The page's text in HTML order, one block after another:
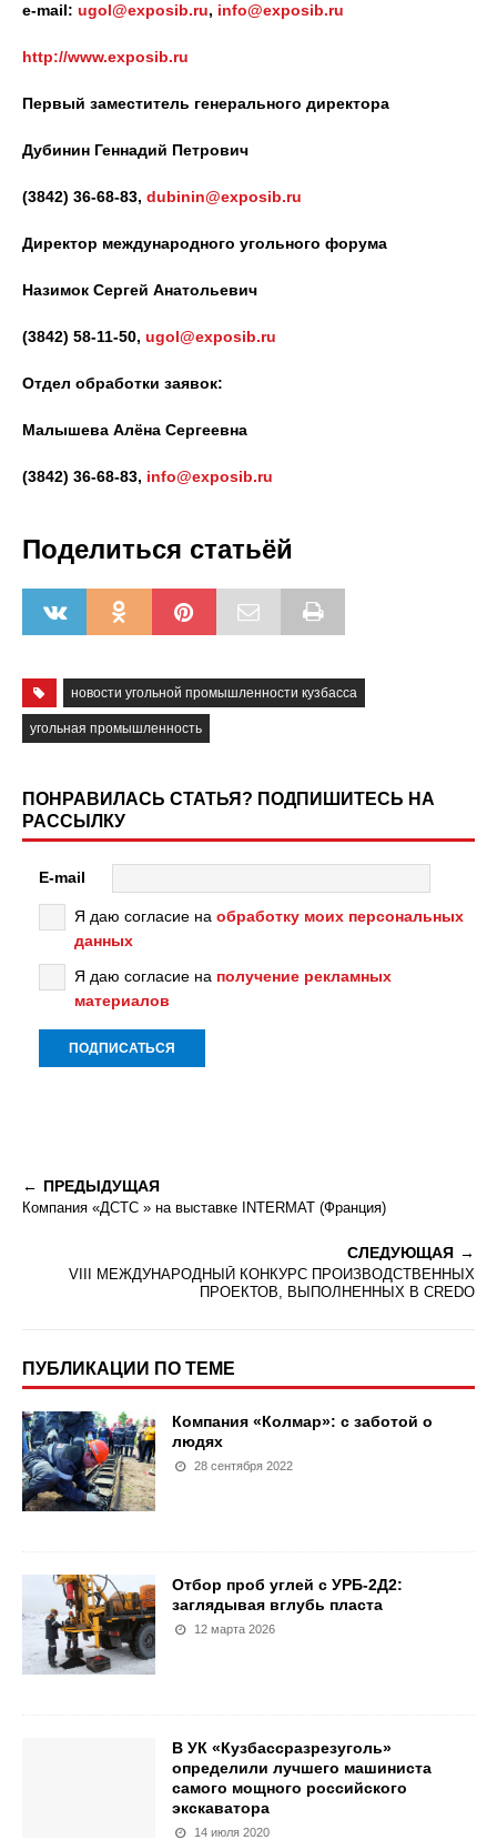
e-mail: ugol@exposib.ru, info@exposib.ru
http://www.exposib.ru
Первый заместитель генерального директора
Дубинин Геннадий Петрович
(3842) 36-68-83, dubinin@exposib.ru
Директор международного угольного форума
Назимок Сергей Анатольевич
(3842) 58-11-50, ugol@exposib.ru
Отдел обработки заявок:
Малышева Алёна Сергеевна
(3842) 36-68-83, info@exposib.ru
Поделиться статьёй
новости угольной промышленности кузбасса
угольная промышленность
ПОНРАВИЛАСЬ СТАТЬЯ? ПОДПИШИТЕСЬ НА
РАССЫЛКУ
E-mail
Я даю согласие на обработку моих персональных
данных
Я даю согласие на получение рекламных
материалов
ПРЕДЫДУЩАЯ
Компания «ДСТС » на выставке INTERMAT (Франция)
СЛЕДУЮЩАЯ
VIII МЕЖДУНАРОДНЫЙ КОНКУРС ПРОИЗВОДСТВЕННЫХ
ПРОЕКТОВ, ВЫПОЛНЕННЫХ В CREDO
ПУБЛИКАЦИИ ПО ТЕМЕ
Компания «Колмар»: с заботой о
людях
28 сентября 2022
Отбор проб углей с УРБ-2Д2:
заглядывая вглубь пласта
12 марта 2026
В УК «Кузбассразрезуголь»
определили лучшего машиниста
самого мощного российского
экскаватора
14 июля 2020